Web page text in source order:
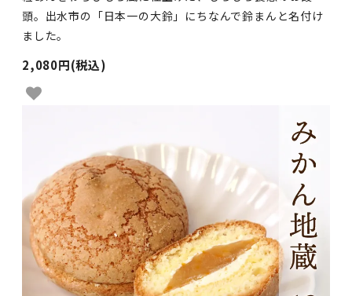
頭。出水市の「日本一の大鈴」にちなんで鈴まんと名付け
ました。
2,080円(税込)